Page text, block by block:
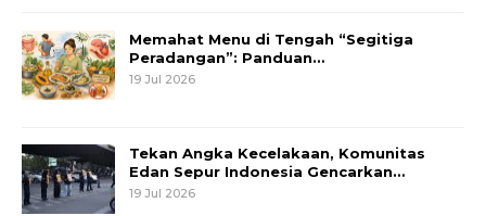
Memahat Menu di Tengah “Segitiga
Peradangan”: Panduan…
19 Jul 2026
Tekan Angka Kecelakaan, Komunitas
Edan Sepur Indonesia Gencarkan…
19 Jul 2026